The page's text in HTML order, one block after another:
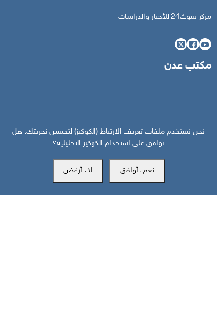
مركز سوث24 للأخبار والدراسات
مكتب عدن
نحن نستخدم ملفات تعريف الارتباط (الكوكيز) لتحسين تجربتك. هل
توافق على استخدام الكوكيز التحليلية؟
نعم، أوافق لا، أرفض